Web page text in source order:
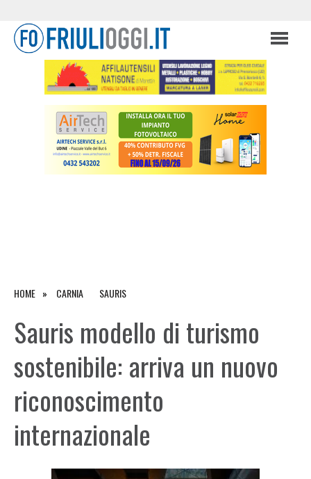
HOME CARNIA SAURIS
Sauris modello di turismo
sostenibile: arriva un nuovo
riconoscimento
internazionale